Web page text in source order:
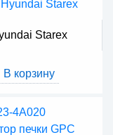
Starex
В корзину